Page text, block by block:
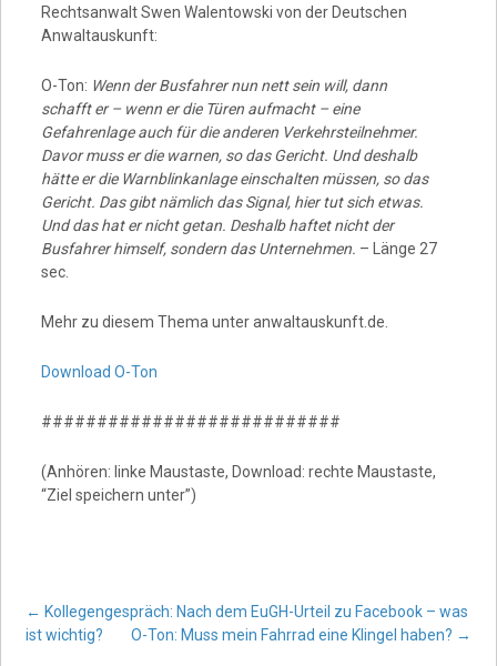
Rechtsanwalt Swen Walentowski von der Deutschen
Anwaltauskunft:
O-Ton: Wenn der Busfahrer nun nett sein will, dann
schafft er – wenn er die Türen aufmacht – eine
Gefahrenlage auch für die anderen Verkehrsteilnehmer.
Davor muss er die warnen, so das Gericht. Und deshalb
hätte er die Warnblinkanlage einschalten müssen, so das
Gericht. Das gibt nämlich das Signal, hier tut sich etwas.
Und das hat er nicht getan. Deshalb haftet nicht der
Busfahrer himself, sondern das Unternehmen. – Länge 27
sec.
Mehr zu diesem Thema unter anwaltauskunft.de.
Download O-Ton
###########################
(Anhören: linke Maustaste, Download: rechte Maustaste,
“Ziel speichern unter”)
Post
← Kollegengespräch: Nach dem EuGH-Urteil zu Facebook – was
ist wichtig?
O-Ton: Muss mein Fahrrad eine Klingel haben? →